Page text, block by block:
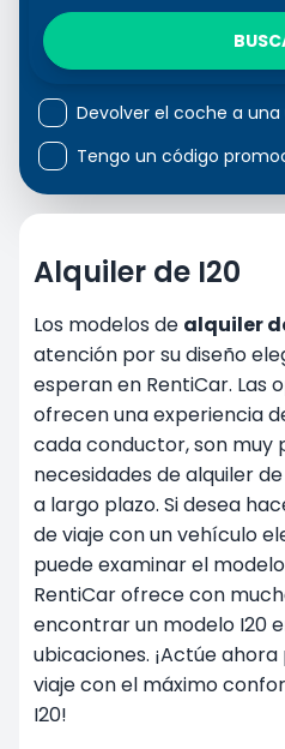
Devolver el coche a
Tengo un código
Alquiler de I20
Los modelos de alquiler
atención por su diseño
esperan en RentiCar. Las
ofrecen una experiencia
cada conductor, son
necesidades de alquiler
a largo plazo. Si desea
de viaje con un vehículo
puede examinar el
RentiCar ofrece con
encontrar un modelo I20
ubicaciones. ¡Actúe
viaje con el máximo
I20!